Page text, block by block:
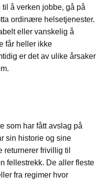
å verken jobbe, gå på
ordinære helsetjenester.
eller vanskelig å
får heller ikke
er det av ulike årsaker
som har fått avslag på
sin historie og sine
returnerer frivillig til
fellestrekk. De aller fleste
fra regimer hvor